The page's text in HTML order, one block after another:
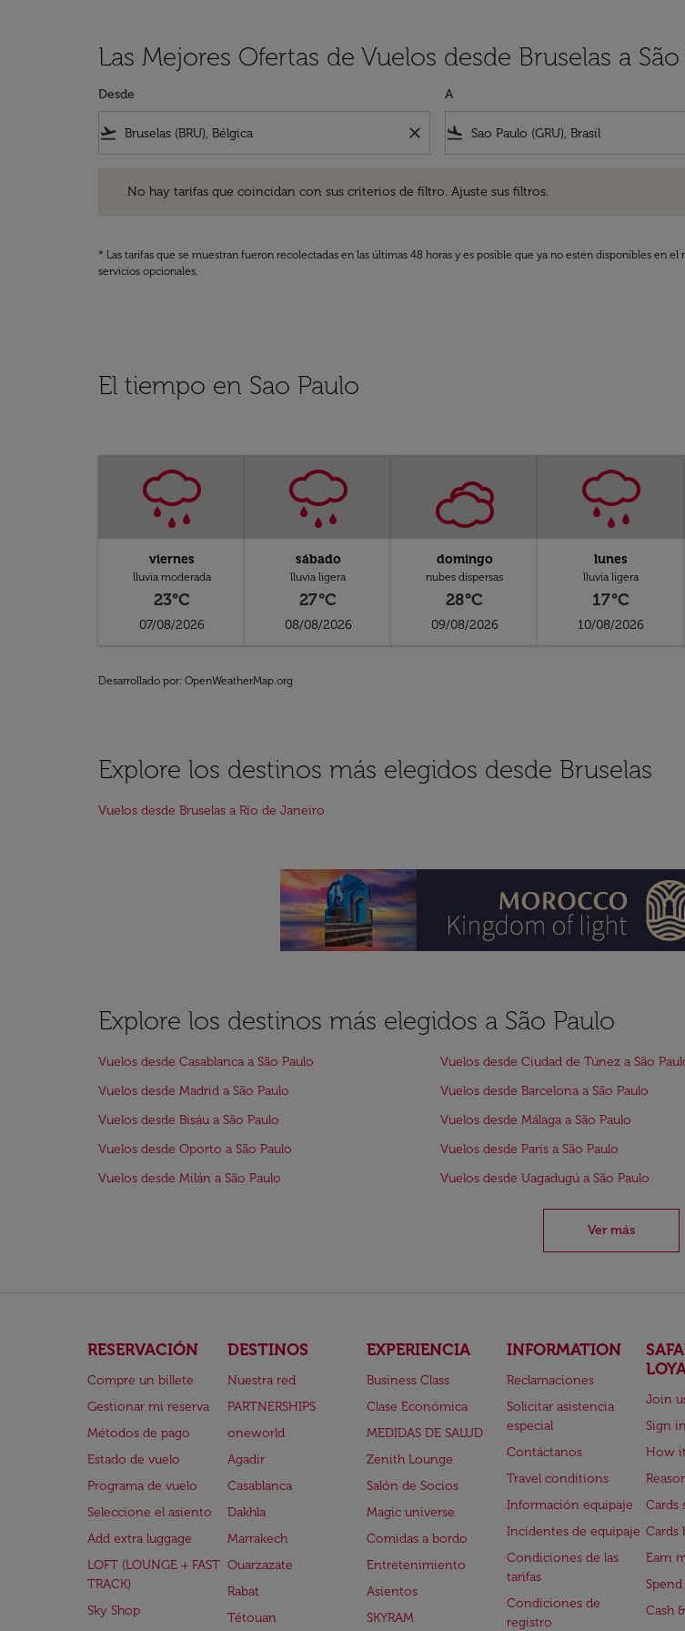
Las Mejores Ofertas de Vuelos desde Bruselas a
Desde
flight_takeoff close
A
flight_land
No hay tarifas que coincidan con sus criterios de filtro. Ajuste sus filtros.
* Las tarifas que se muestran fueron recolectadas en las últimas 48 horas y es posible que ya no estén disponibles en
servicios opcionales.
El tiempo en Sao Paulo
viernes
lluvia moderada
23°C
07/08/2026
sábado
lluvia ligera
27°C
08/08/2026
domingo
nubes dispersas
28°C
09/08/2026
lunes
lluvia ligera
17°C
10/08/2026
Desarrollado por: OpenWeatherMap.org
Explore los destinos más elegidos desde Bruselas
Vuelos desde Bruselas a Río de Janeiro
Explore los destinos más elegidos a São Paulo
Vuelos desde Casablanca a São Paulo Vuelos desde Ciudad de Túnez a São
Vuelos desde Madrid a São Paulo
Vuelos desde Barcelona a São Paulo
Vuelos desde Bisáu a São Paulo
Vuelos desde Málaga a São Paulo
Vuelos desde Oporto a São Paulo
Vuelos desde París a São Paulo
Vuelos desde Milán a São Paulo
Vuelos desde Uagadugú a São Paulo
Ver más
RESERVACIÓN
Compre un billete
Gestionar mi reserva
Métodos de pago
Estado de vuelo
Programa de vuelo
Seleccione el asiento
Add extra luggage
LOFT (LOUNGE + FAST
TRACK)
Sky Shop
DESTINOS
Nuestra red
PARTNERSHIPS
oneworld
Agadir
Casablanca
Dakhla
Marrakech
Ouarzazate
Rabat
Tétouan
EXPERIENCIA
Business Class
Clase Económica
MEDIDAS DE SALUD
Zenith Lounge
Salón de Socios
Magic universe
Comidas a bordo
Entretenimiento
Asientos
SKYRAM
INFORMATION
Reclamaciones
Solicitar asistencia
especial
Contáctanos
Travel conditions
Información equipaje
Incidentes de equipaje
Condiciones de las
tarifas
Condiciones de
registro
Join
Sign in
How
Cards
Cards
Earn
Cash